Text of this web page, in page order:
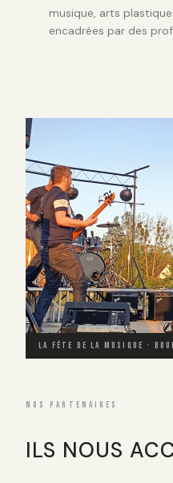
musique, arts
encadrées par des
LA FÊTE DE LA MUSIQUE ·
NOS PARTENAIRES
ILS NOUS